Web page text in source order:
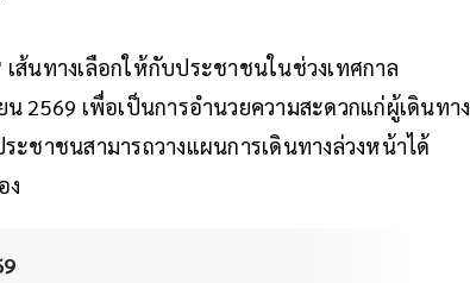
ส้นทางเลือกให้กับประชาชนในช่วงเทศกาล
2569 เพื่อเป็นการอำนวยความสะดวกแก่ผู้เดินทาง
ชาชนสามารถวางแผนการเดินทางล่วงหน้าได้
ง